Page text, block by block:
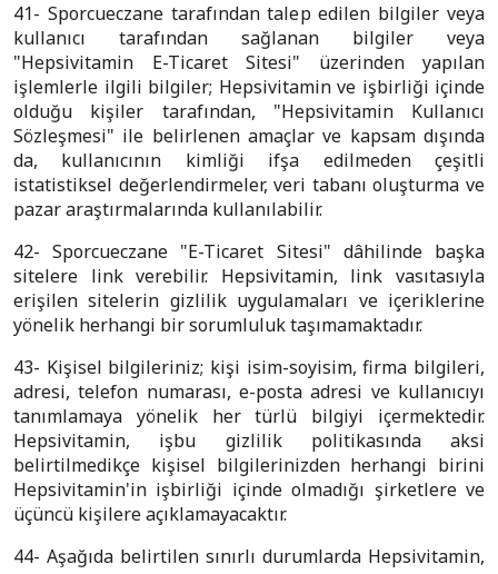
41- Sporcueczane tarafından talep edilen bilgiler veya
kullanıcı tarafından sağlanan bilgiler veya
"Hepsivitamin E-Ticaret Sitesi" üzerinden yapılan
işlemlerle ilgili bilgiler; Hepsivitamin ve işbirliği içinde
olduğu kişiler tarafından, "Hepsivitamin Kullanıcı
Sözleşmesi" ile belirlenen amaçlar ve kapsam dışında
da, kullanıcının kimliği ifşa edilmeden çeşitli
istatistiksel değerlendirmeler, veri tabanı oluşturma ve
pazar araştırmalarında kullanılabilir.
42- Sporcueczane "E-Ticaret Sitesi" dâhilinde başka
sitelere link verebilir. Hepsivitamin, link vasıtasıyla
erişilen sitelerin gizlilik uygulamaları ve içeriklerine
yönelik herhangi bir sorumluluk taşımamaktadır.
43- Kişisel bilgileriniz; kişi isim-soyisim, firma bilgileri,
adresi, telefon numarası, e-posta adresi ve kullanıcıyı
tanımlamaya yönelik her türlü bilgiyi içermektedir.
Hepsivitamin, işbu gizlilik politikasında aksi
belirtilmedikçe kişisel bilgilerinizden herhangi birini
Hepsivitamin'in işbirliği içinde olmadığı şirketlere ve
üçüncü kişilere açıklamayacaktır.
44- Aşağıda belirtilen sınırlı durumlarda Hepsivitamin,